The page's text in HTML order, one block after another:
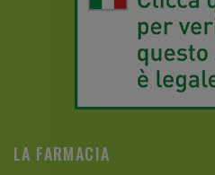
LA FARMACIA